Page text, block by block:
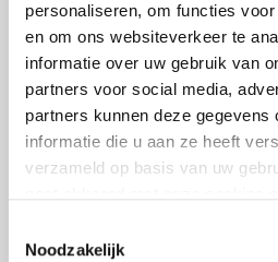
personaliseren, om functies
en om ons websiteverkeer te
informatie over uw gebruik van
partners voor social media,
partners kunnen deze gegevens
informatie die u aan ze heeft
verzameld op basis van uw
Noodzakelijk
komen- dan werd je ter
ingedeeld. Tijdens de game
volgens de SBARR”
ons op situaties waarin
de SBARR moest worden
kun je daar ruimte voor